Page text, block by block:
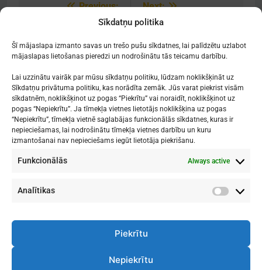
Sīkdatņu politika
Šī mājaslapa izmanto savas un trešo pušu sīkdatnes, lai palīdzētu uzlabot
mājaslapas lietošanas pieredzi un nodrošinātu tās teicamu darbību.
Lai uzzinātu vairāk par mūsu sīkdatņu politiku, lūdzam noklikšķināt uz
Sīkdatņu privātuma politiku, kas norādīta zemāk. Jūs varat piekrist visām
sīkdatnēm, noklikšķinot uz pogas “Piekrītu” vai noraidīt, noklikšķinot uz
pogas “Nepiekrītu”. Ja tīmekļa vietnes lietotājs noklikšķina uz pogas
“Nepiekrītu”, tīmekļa vietnē saglabājas funkcionālās sīkdatnes, kuras ir
nepieciešamas, lai nodrošinātu tīmekļa vietnes darbību un kuru
izmantošanai nav nepieciešams iegūt lietotāja piekrišanu.
Funkcionālās Always active
Analītikas
Piekrītu
Nepiekrītu
Post
Previous:
[:lv]Sološie un lecošie
Rīgas Svētkos[:]
Next:
[:lv]Vecāku
sapulces[:]
Mākslu izglītības kompetences centrs
"Nacionālā Mākslu vidusskola"
RĪGAS DOMA KORA SKOLA
1. - 9. klases
Rīga, LV-1010